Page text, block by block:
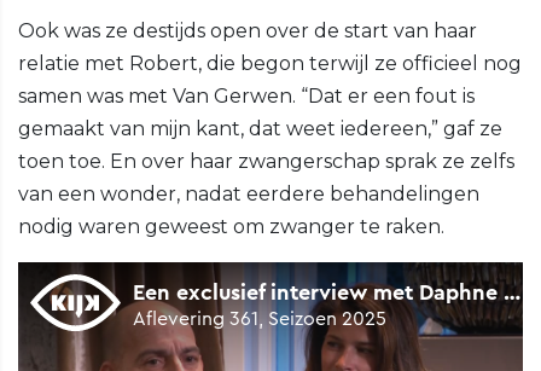
Ook was ze destijds open over de start van haar
relatie met Robert, die begon terwijl ze officieel nog
samen was met Van Gerwen. “Dat er een fout is
gemaakt van mijn kant, dat weet iedereen,” gaf ze
toen toe. En over haar zwangerschap sprak ze zelfs
van een wonder, nadat eerdere behandelingen
nodig waren geweest om zwanger te raken.